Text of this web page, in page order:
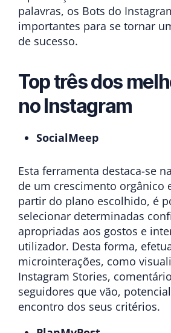
palavras, os Bots do
importantes para se tornar
de sucesso.
Top três dos
no Instagram
SocialMeep
Esta ferramenta destaca-se
de um crescimento orgânico
partir do plano escolhido, é
selecionar determinadas
apropriadas aos gostos e
utilizador. Desta forma,
microinterações, como
Instagram Stories,
seguidores que vão,
encontro dos seus critérios.